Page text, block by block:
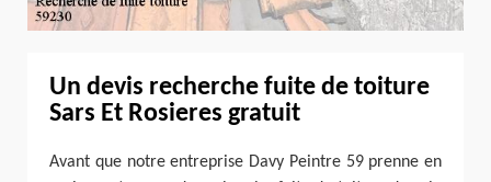
Un devis recherche fuite de toiture
Sars Et Rosieres gratuit
Avant que notre entreprise Davy Peintre 59 prenne en